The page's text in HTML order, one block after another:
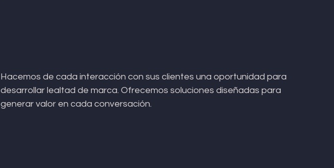
Hacemos de cada interacción con sus clientes una oportunidad para
desarrollar lealtad de marca. Ofrecemos soluciones diseñadas para
generar valor en cada conversación.